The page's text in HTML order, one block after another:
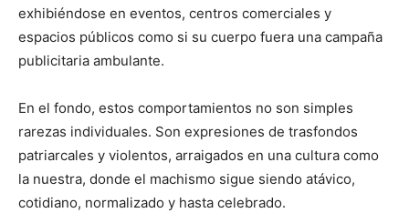
exhibiéndose en eventos, centros comerciales y
espacios públicos como si su cuerpo fuera una campaña
publicitaria ambulante.
En el fondo, estos comportamientos no son simples
rarezas individuales. Son expresiones de trasfondos
patriarcales y violentos, arraigados en una cultura como
la nuestra, donde el machismo sigue siendo atávico,
cotidiano, normalizado y hasta celebrado.